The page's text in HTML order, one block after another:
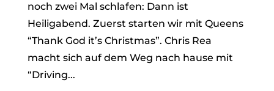
noch zwei Mal schlafen: Dann ist
Heiligabend. Zuerst starten wir mit Queens
“Thank God it’s Christmas”. Chris Rea
macht sich auf dem Weg nach hause mit
“Driving...